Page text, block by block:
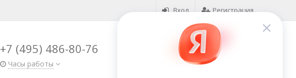
Вход Регистрация
+7 (495) 486-80-76
Часы работы
Корзина ( 0)
на сумму0₽